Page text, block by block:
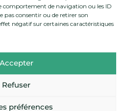
comportement de navigation ou les ID
pas consentir ou de retirer son
négatif sur certaines caractéristiques
Accepter
Refuser
préférences